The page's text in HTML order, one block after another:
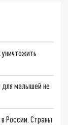
для малышей не
России. Страны